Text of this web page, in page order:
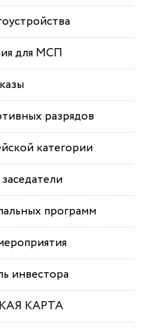
для МСП
разрядов
категории
программ
инвестора
КАРТА